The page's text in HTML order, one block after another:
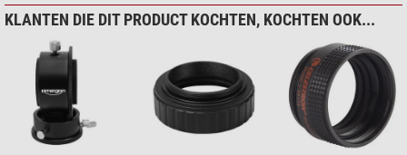
KLANTEN DIE DIT PRODUCT KOCHTEN, KOCHTEN OOK...